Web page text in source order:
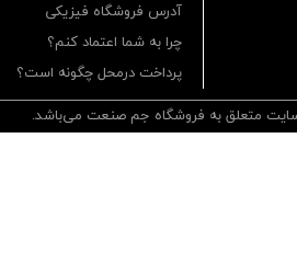
متعلق به فروشگاه جم صنعت می‌باشد.
آدرس فروشگاه فیزیکی
چرا به شما اعتماد کنم؟
پرداخت درمحل چگونه است؟